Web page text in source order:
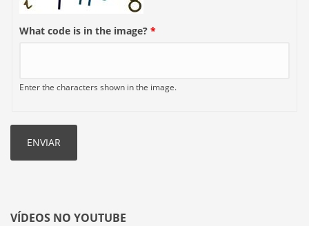
What code is in the image? *
Enter the characters shown in the image.
VÍDEOS NO YOUTUBE